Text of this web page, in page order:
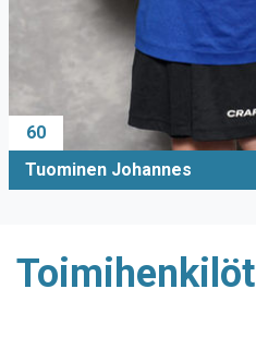
60
Tuominen Johannes
Toimihenkilöt